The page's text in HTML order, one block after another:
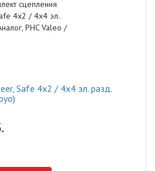
Safe 4x2 / 4x4 эл. разд.